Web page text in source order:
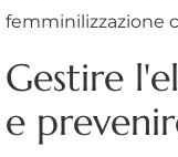
femminilizzazione
Gestire
e